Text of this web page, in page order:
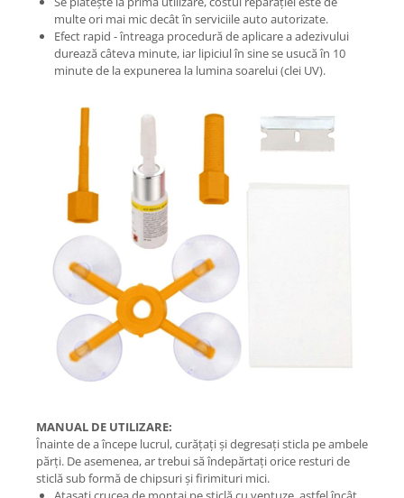
multe ori mai mic decât în serviciile auto autorizate.
Efect rapid - întreaga procedură de aplicare a adezivului
durează câteva minute, iar lipiciul în sine se usucă în 10
minute de la expunerea la lumina soarelui (clei UV).
MANUAL DE UTILIZARE:
Înainte de a începe lucrul, curățați și degresați sticla pe ambele
părți. De asemenea, ar trebui să îndepărtați orice resturi de
sticlă sub formă de chipsuri și firimituri mici.